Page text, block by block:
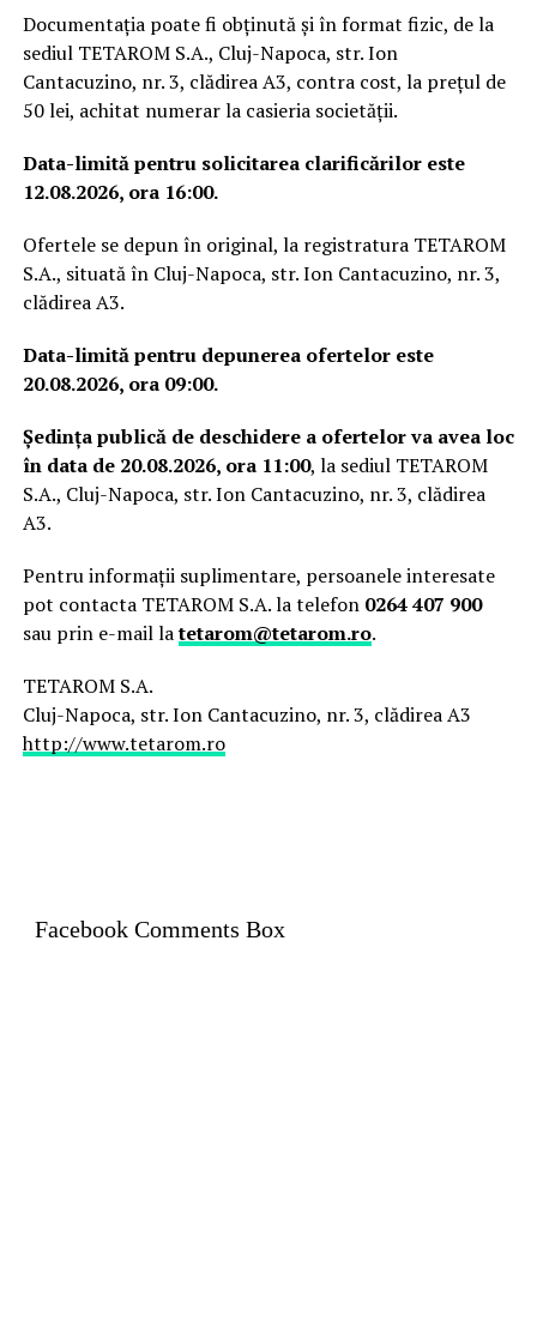
Documentația poate fi obținută și în format fizic, de la
sediul TETAROM S.A., Cluj-Napoca, str. Ion
Cantacuzino, nr. 3, clădirea A3, contra cost, la prețul de
50 lei, achitat numerar la casieria societății.
Data-limită pentru solicitarea clarificărilor este
12.08.2026, ora 16:00.
Ofertele se depun în original, la registratura TETAROM
S.A., situată în Cluj-Napoca, str. Ion Cantacuzino, nr. 3,
clădirea A3.
Data-limită pentru depunerea ofertelor este
20.08.2026, ora 09:00.
Ședința publică de deschidere a ofertelor va avea loc
în data de 20.08.2026, ora 11:00, la sediul TETAROM
S.A., Cluj-Napoca, str. Ion Cantacuzino, nr. 3, clădirea
A3.
Pentru informații suplimentare, persoanele interesate
pot contacta TETAROM S.A. la telefon 0264 407 900
sau prin e-mail latetarom@tetarom.ro.
TETAROM S.A.
Cluj-Napoca, str. Ion Cantacuzino, nr. 3, clădirea A3
http://www.tetarom.ro
Facebook Comments Box